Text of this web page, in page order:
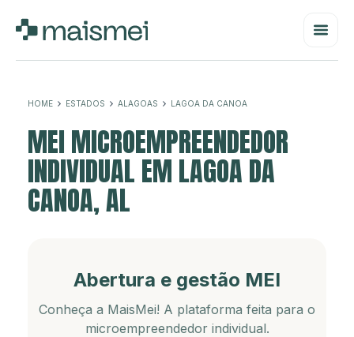
HOME ESTADOS ALAGOAS LAGOA DA CANOA
MEI MICROEMPREENDEDOR
INDIVIDUAL EM LAGOA DA
CANOA, AL
Abertura e gestão MEI
Conheça a MaisMei! A plataforma feita para o
microempreendedor individual.